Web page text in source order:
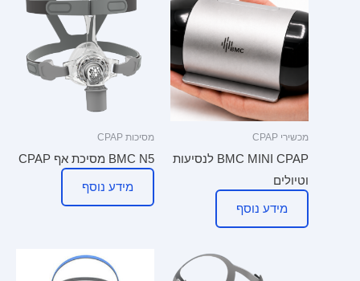
מכשירי CPAP
BMC MINI CPAP לנסיעות
וטיולים
מידע נוסף
מסיכות CPAP
BMC N5 מסיכת אף CPAP
מידע נוסף